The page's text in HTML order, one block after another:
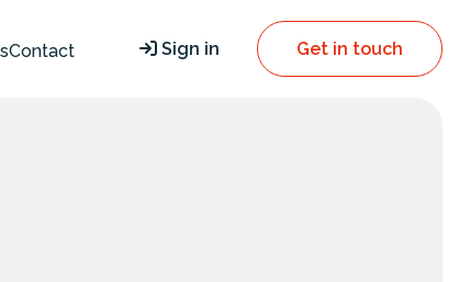
Contact Sign in Get in touch